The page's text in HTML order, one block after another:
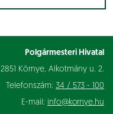
Polgármesteri Hivatal
2851 Környe, Alkotmány u. 2.
Telefonszám: 34 / 573 - 100
E-mail: info@kornye.hu